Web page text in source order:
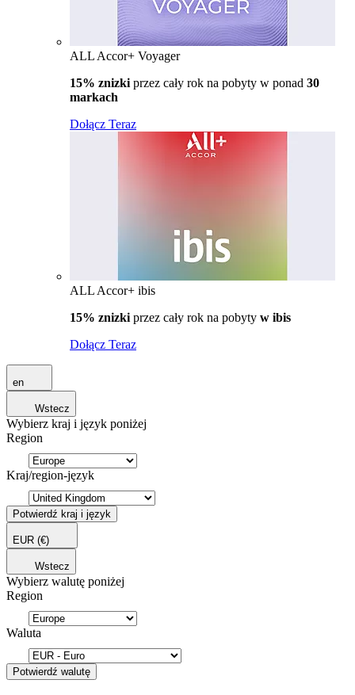
ALL Accor+ Voyager
15% znizki przez cały rok na pobyty w ponad 30
markach
Dołącz Teraz
ALL Accor+ ibis
15% znizki przez cały rok na pobyty w ibis
Dołącz Teraz
en
Wstecz
Wybierz kraj i język poniżej
Region
Kraj/region-język
Potwierdź kraj i język
EUR (€)
Wstecz
Wybierz walutę poniżej
Region
Waluta
Potwierdź walutę